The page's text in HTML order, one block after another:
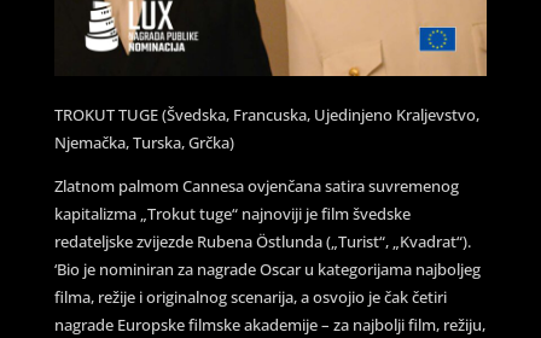
TROKUT TUGE (Švedska, Francuska, Ujedinjeno Kraljevstvo,
Njemačka, Turska, Grčka)
Zlatnom palmom Cannesa ovjenčana satira suvremenog
kapitalizma „Trokut tuge“ najnoviji je film švedske
redateljske zvijezde Rubena Östlunda („Turist“, „Kvadrat“).
‘Bio je nominiran za nagrade Oscar u kategorijama najboljeg
filma, režije i originalnog scenarija, a osvojio je čak četiri
nagrade Europske filmske akademije – za najbolji film, režiju,